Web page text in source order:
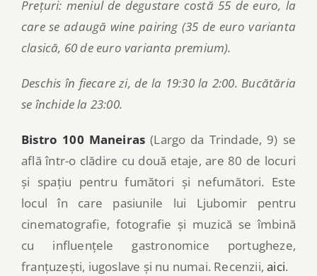
Prețuri: meniul de degustare costă 55 de euro, la
care se adaugă wine pairing (35 de euro varianta
clasică, 60 de euro varianta premium).
Deschis în fiecare zi, de la 19:30 la 2:00. Bucătăria
se închide la 23:00.
Bistro 100 Maneiras (Largo da Trindade, 9) se
află într-o clădire cu două etaje, are 80 de locuri
și spațiu pentru fumători și nefumători. Este
locul în care pasiunile lui Ljubomir pentru
cinematografie, fotografie și muzică se îmbină
cu influențele gastronomice portugheze,
franțuzești, iugoslave și nu numai. Recenzii,aici.